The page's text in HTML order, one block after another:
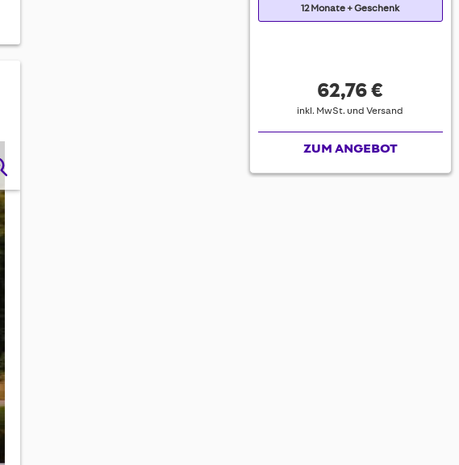
12 Monate + Geschenk
62,76 €
inkl. MwSt. und Versand
ZUM ANGEBOT